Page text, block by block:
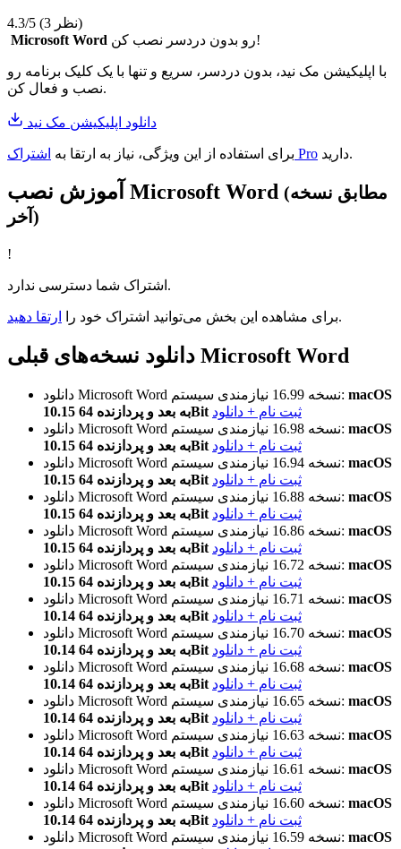
4.3/5
(3 نظر)
Microsoft Word
رو بدون دردسر نصب کن!
با اپلیکیشن مک نید، بدون دردسر، سریع و تنها با یک کلیک برنامه رو
نصب و فعال کن.
دانلود اپلیکیشن مک نید
برای استفاده از این ویژگی، نیاز به ارتقا به اشتراک Pro دارید.
آموزش نصب Microsoft Word (مطابق نسخه
آخر)
!
اشتراک شما دسترسی ندارد.
برای مشاهده این بخش می‌توانید اشتراک خود را ارتقا دهید .
دانلود نسخه‌های قبلی Microsoft Word
دانلود Microsoft Word نسخه 16.99نیازمندی سیستم: macOS
10.15 به بعد و پردازنده 64Bit ثبت نام + دانلود
دانلود Microsoft Word
نسخه 16.98نیازمندی سیستم: macOS
10.15 به بعد و پردازنده 64Bit ثبت نام + دانلود
دانلود Microsoft Word
نسخه 16.94نیازمندی سیستم: macOS
10.15 به بعد و پردازنده 64Bit ثبت نام + دانلود
دانلود Microsoft Word
نسخه 16.88نیازمندی سیستم: macOS
10.15 به بعد و پردازنده 64Bit ثبت نام + دانلود
دانلود Microsoft Word
نسخه 16.86نیازمندی سیستم: macOS
10.15 به بعد و پردازنده 64Bit ثبت نام + دانلود
دانلود Microsoft Word
نسخه 16.72نیازمندی سیستم: macOS
10.15 به بعد و پردازنده 64Bit ثبت نام + دانلود
دانلود Microsoft Word
نسخه 16.71نیازمندی سیستم: macOS
10.14 به بعد و پردازنده 64Bit ثبت نام + دانلود
دانلود Microsoft Word
نسخه 16.70نیازمندی سیستم: macOS
10.14 به بعد و پردازنده 64Bit ثبت نام + دانلود
دانلود Microsoft Word
نسخه 16.68نیازمندی سیستم: macOS
10.14 به بعد و پردازنده 64Bit ثبت نام + دانلود
دانلود Microsoft Word
نسخه 16.65نیازمندی سیستم: macOS
10.14 به بعد و پردازنده 64Bit ثبت نام + دانلود
دانلود Microsoft Word
نسخه 16.63نیازمندی سیستم: macOS
10.14 به بعد و پردازنده 64Bit ثبت نام + دانلود
دانلود Microsoft Word
نسخه 16.61نیازمندی سیستم: macOS
10.14 به بعد و پردازنده 64Bit ثبت نام + دانلود
دانلود Microsoft Word
نسخه 16.60نیازمندی سیستم: macOS
10.14 به بعد و پردازنده 64Bit ثبت نام + دانلود
دانلود Microsoft Word
نسخه 16.59نیازمندی سیستم: macOS